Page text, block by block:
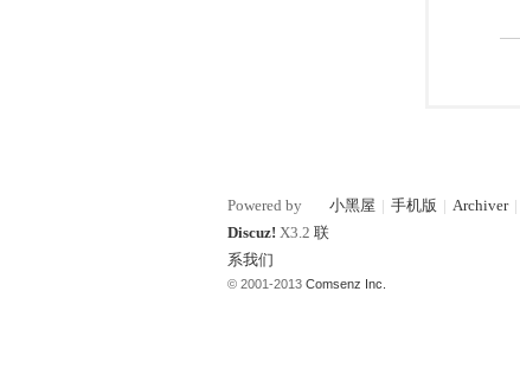
小黑屋 | 手机版 | Archiver |
Powered by
Discuz! X3.2 联
系我们
© 2001-2013 Comsenz Inc.